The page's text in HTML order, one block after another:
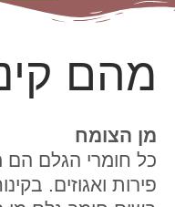
מהם
מן הצומח
כל חומרי הגלם הם
פירות ואגוזים.